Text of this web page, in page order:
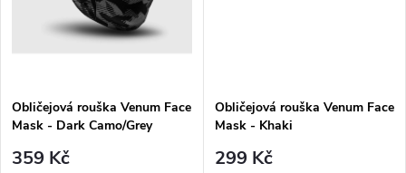
Obličejová rouška Venum Face
Mask - Dark Camo/Grey
359 Kč
Obličejová rouška Venum Face
Mask - Khaki
299 Kč